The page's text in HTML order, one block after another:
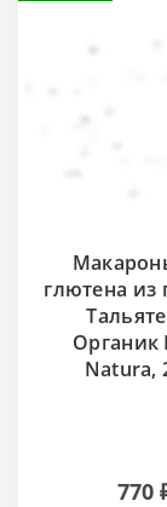
глютена из
Органик
Natura,
770